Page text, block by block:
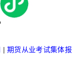
| 期货从业考试集体报